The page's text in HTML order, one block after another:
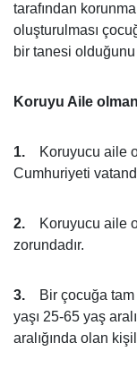
tarafından
oluşturulması
bir tanesi
Koruyu Aile
1. Koruyucu aile
Cumhuriyeti
2.
Koruyucu aile
zorundadır.
3.
Bir çocuğa
yaşı 25-65 yaş
aralığında olan